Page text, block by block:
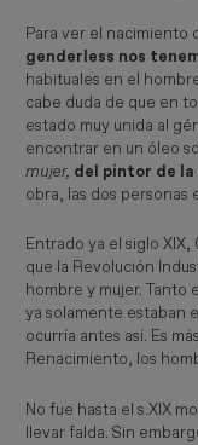
Para ver el nacimiento
genderless nos
habituales en el
cabe duda de que en
estado muy unida al
encontrar en un óleo
mujer, del pintor de
obra, las dos personas
Entrado ya el siglo
que la Revolución
hombre y mujer. Tanto
ya solamente estaban
ocurría antes así. Es
Renacimiento, los
No fue hasta el s.XIX
llevar falda. Sin